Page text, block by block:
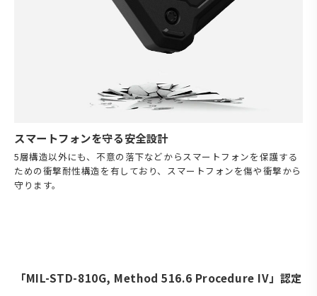
スマートフォンを守る安全設計
5層構造以外にも、不意の落下などからスマートフォンを保護する
ための衝撃耐性構造を有しており、スマートフォンを傷や衝撃から
守ります。
「MIL-STD-810G, Method 516.6 Procedure IV」認定